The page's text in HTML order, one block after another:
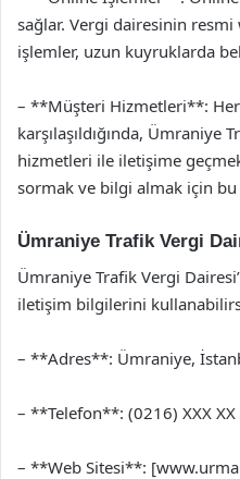
sağlar. Vergi dairesinin resmi
işlemler, uzun kuyruklarda
– **Müşteri Hizmetleri**:
karşılaşıldığında, Ümraniye
hizmetleri ile iletişime
sormak ve bilgi almak için
Ümraniye Trafik Vergi
Ümraniye Trafik Vergi
iletişim bilgilerini
– **Adres**: Ümraniye,
– **Telefon**: (0216) XXX XX
– **Web Sitesi**: